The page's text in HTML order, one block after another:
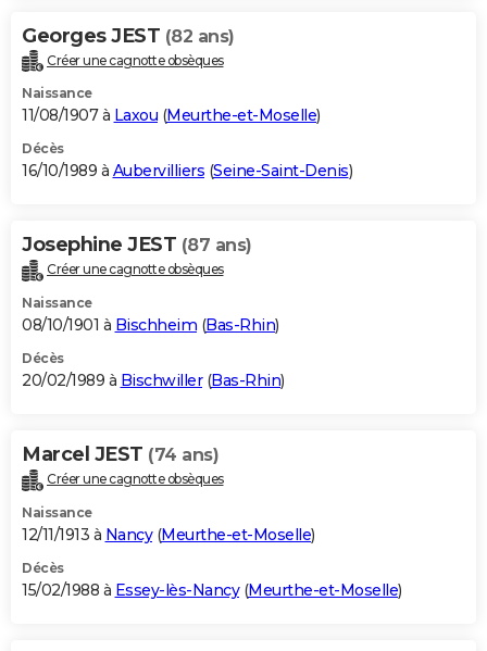
Georges JEST (82 ans)
Créer une cagnotte obsèques
Naissance
11/08/1907 à Laxou (Meurthe-et-Moselle)
Décès
16/10/1989 à Aubervilliers (Seine-Saint-Denis)
Josephine JEST (87 ans)
Créer une cagnotte obsèques
Naissance
08/10/1901 à Bischheim (Bas-Rhin)
Décès
20/02/1989 à Bischwiller(Bas-Rhin)
Marcel JEST (74 ans)
Créer une cagnotte obsèques
Naissance
12/11/1913 à Nancy(Meurthe-et-Moselle)
Décès
15/02/1988 à Essey-lès-Nancy(Meurthe-et-Moselle)